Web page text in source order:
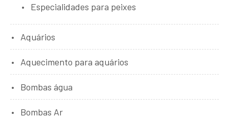
Especialidades para peixes
Aquários
Aquecimento para aquários
Bombas água
Bombas Ar